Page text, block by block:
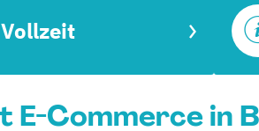
Vollzeit
E-Commerce in